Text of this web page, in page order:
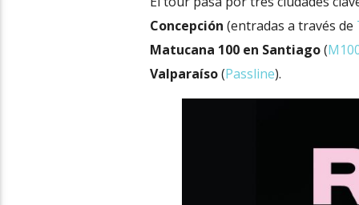
Concepción (entradas a través de
Matucana 100 en Santiago(
Valparaíso(Passline).